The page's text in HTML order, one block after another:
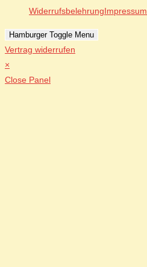
WiderrufsbelehrungImpressum
Hamburger Toggle Menu
Vertrag widerrufen
×
Close Panel